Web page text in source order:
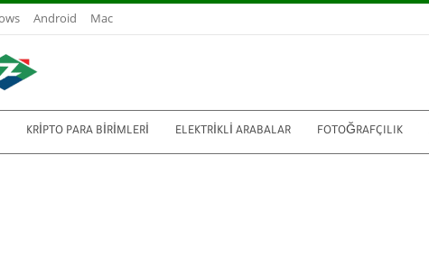
Android Mac
KRIPTO PARA BIRIMLERI ELEKTRIKLI ARABALAR FOTOĞRAFÇILIK